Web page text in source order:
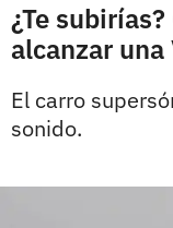
¿Te
alcanzar una
El carro
sonido.